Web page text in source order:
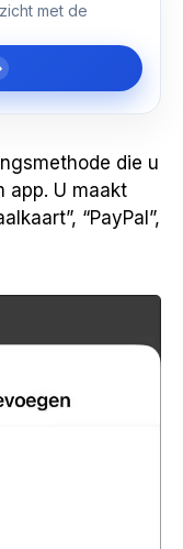
met de
die u
app. U maakt
“PayPal”,